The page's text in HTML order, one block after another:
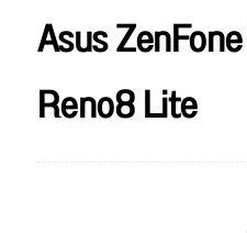
Asus
Reno8 Lite